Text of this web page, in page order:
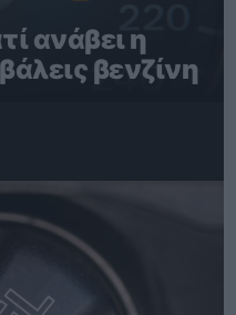
ανάβει η
βενζίνη